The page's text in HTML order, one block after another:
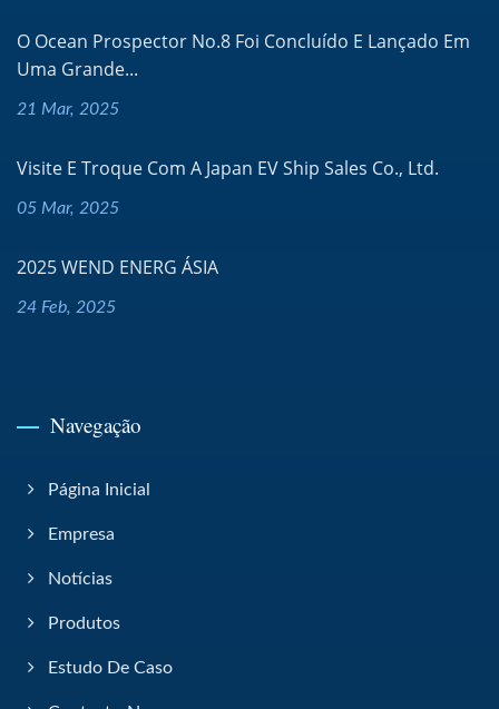
O Ocean Prospector No.8 Foi Concluído E Lançado Em
Uma Grande...
21 Mar, 2025
Visite E Troque Com A Japan EV Ship Sales Co., Ltd.
05 Mar, 2025
2025 WEND ENERG ÁSIA
24 Feb, 2025
Navegação
Página Inicial
Empresa
Notícias
Produtos
Estudo De Caso